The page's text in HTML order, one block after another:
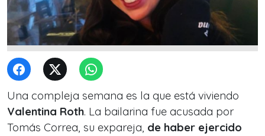
Una compleja semana es la que está viviendo
Valentina Roth. La bailarina fue acusada por
Tomás Correa, su expareja, de haber ejercido